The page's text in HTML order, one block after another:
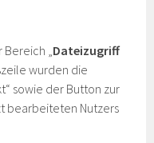
„ Dateizugriff
wurden die
sowie der Button zur
bearbeiteten Nutzers